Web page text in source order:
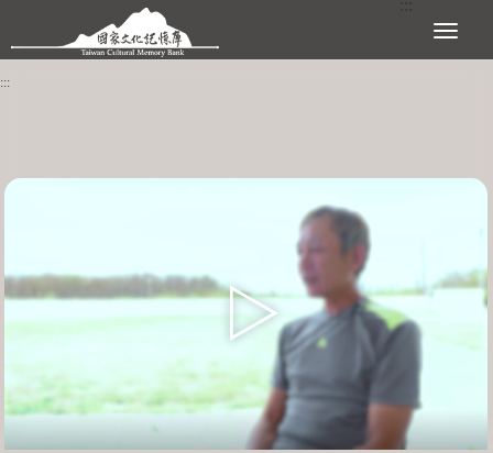
跳到主要內容區塊 展開選單
:::